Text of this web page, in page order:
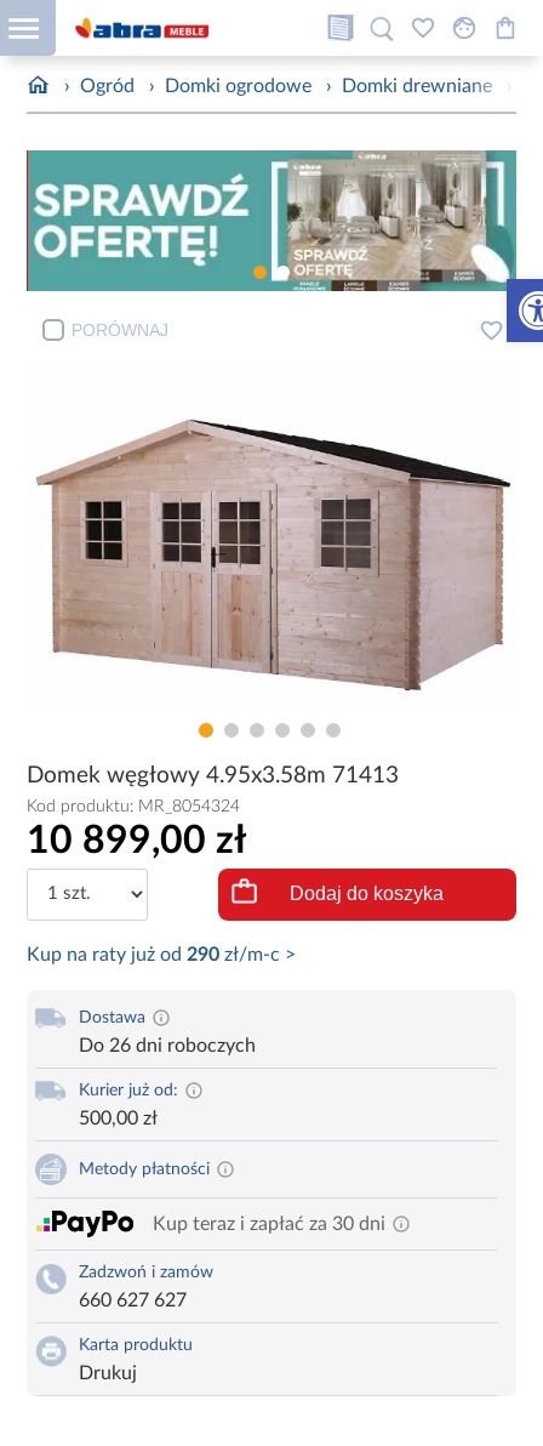
› Ogród › Domki ogrodowe › Domki drewniane ›
PORÓWNAJ
Domek węgłowy 4.95x3.58m 71413
Kod produktu: MR_8054324
10 899,00 zł
Dodaj do koszyka
Kup na raty już od 290 zł/m-c >
Dostawa
Do 26 dni roboczych
Kurier już od:
500,00 zł
Metody płatności
Kup teraz i zapłać za 30 dni
Zadzwoń i zamów
660 627 627
Karta produktu
Drukuj